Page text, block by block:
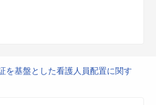
を基盤とした看護人員配置に関す